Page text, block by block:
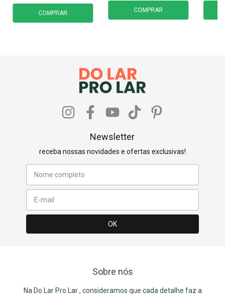
COMPRAR COMPRAR
Newsletter
receba nossas novidades e ofertas exclusivas!
Sobre nós
Na Do Lar Pro Lar , consideramos que cada detalhe faz a